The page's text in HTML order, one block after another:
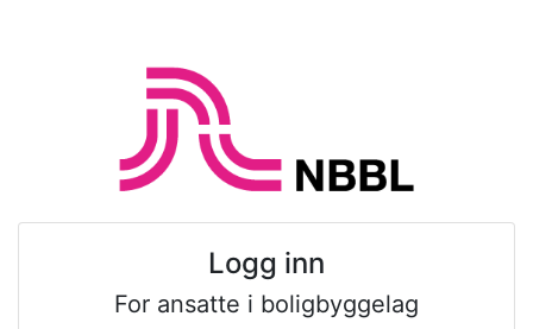
Logg inn
For ansatte i boligbyggelag